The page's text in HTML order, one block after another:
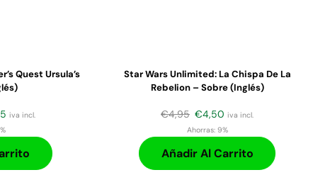
Quest Ursula’s
iva incl.
Star Wars Unlimited: La Chispa De La
Rebelion – Sobre (inglés)
€4,95 €4,50 iva incl.
Ahorras:9%
Añadir Al Carrito